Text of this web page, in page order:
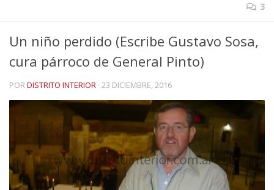
3
Un niño perdido (Escribe Gustavo Sosa,
cura párroco de General Pinto)
PORDISTRITO INTERIOR · 23 DICIEMBRE, 2016